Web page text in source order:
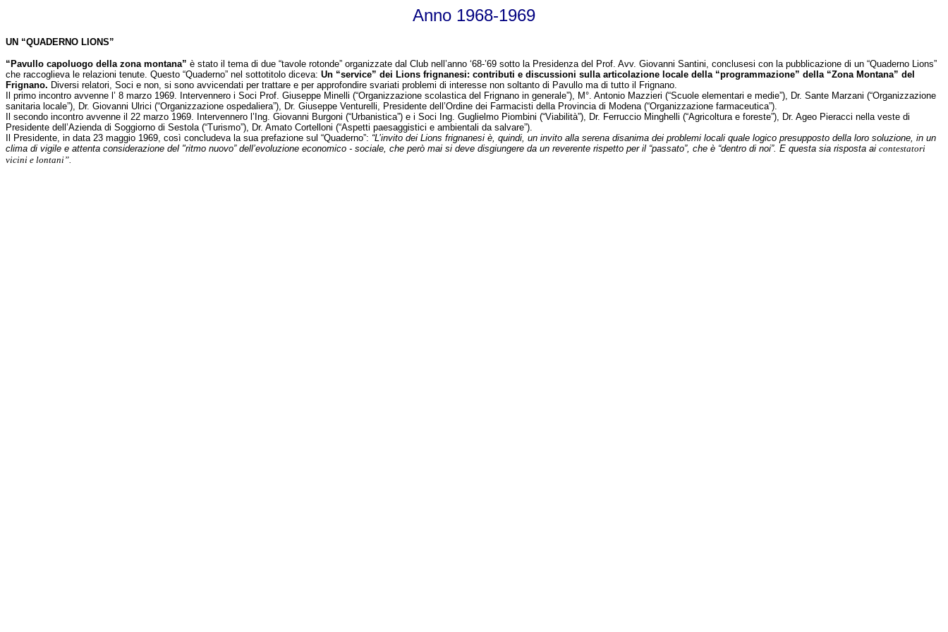
Anno 1968-1969
UN “QUADERNO LIONS”
“Pavullo capoluogo della zona montana” è stato il tema di due “tavole rotonde” organizzate dal Club nell’anno ‘68-’69 sotto la Presidenza del Prof. Avv. Giovanni Santini, conclusesi con la pubblicazione di un “Quaderno Lions”
che raccoglieva le relazioni tenute. Questo “Quaderno” nel sottotitolo diceva: Un “service” dei Lions frignanesi: contributi e discussioni sulla articolazione locale della “programmazione” della “Zona Montana” del
Frignano. Diversi relatori, Soci e non, si sono avvicendati per trattare e per approfondire svariati problemi di interesse non soltanto di Pavullo ma di tutto il Frignano.
Il primo incontro avvenne l’ 8 marzo 1969. Intervennero i Soci Prof. Giuseppe Minelli (“Organizzazione scolastica del Frignano in generale”), M°. Antonio Mazzieri (“Scuole elementari e medie”), Dr. Sante Marzani (“Organizzazione
sanitaria locale”), Dr. Giovanni Ulrici (“Organizzazione ospedaliera”), Dr. Giuseppe Venturelli, Presidente dell’Ordine dei Farmacisti della Provincia di Modena (“Organizzazione farmaceutica”).
Il secondo incontro avvenne il 22 marzo 1969. Intervennero l’Ing. Giovanni Burgoni (“Urbanistica”) e i Soci Ing. Guglielmo Piombini (“Viabilità”), Dr. Ferruccio Minghelli (“Agricoltura e foreste”), Dr. Ageo Pieracci nella veste di
Presidente dell’Azienda di Soggiorno di Sestola (“Turismo”), Dr. Amato Cortelloni (“Aspetti paesaggistici e ambientali da salvare”).
Il Presidente, in data 23 maggio 1969, così concludeva la sua prefazione sul “Quaderno”: “L’invito dei Lions frignanesi è, quindi, un invito alla serena disanima dei problemi locali quale logico presupposto della loro soluzione, in un
clima di vigile e attenta considerazione del "ritmo nuovo” dell’evoluzione economico - sociale, che però mai si deve disgiungere da un reverente rispetto per il “passato”, che è “dentro di noi”. E questa sia risposta ai contestatori
vicini e lontani”.